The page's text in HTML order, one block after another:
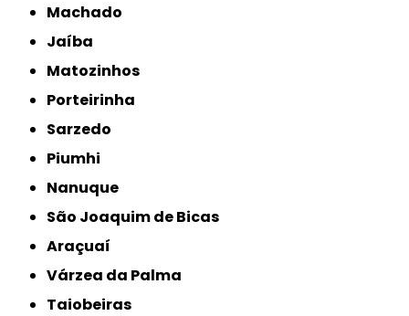
Machado
Jaíba
Matozinhos
Porteirinha
Sarzedo
Piumhi
Nanuque
São Joaquim de Bicas
Araçuaí
Várzea da Palma
Taiobeiras